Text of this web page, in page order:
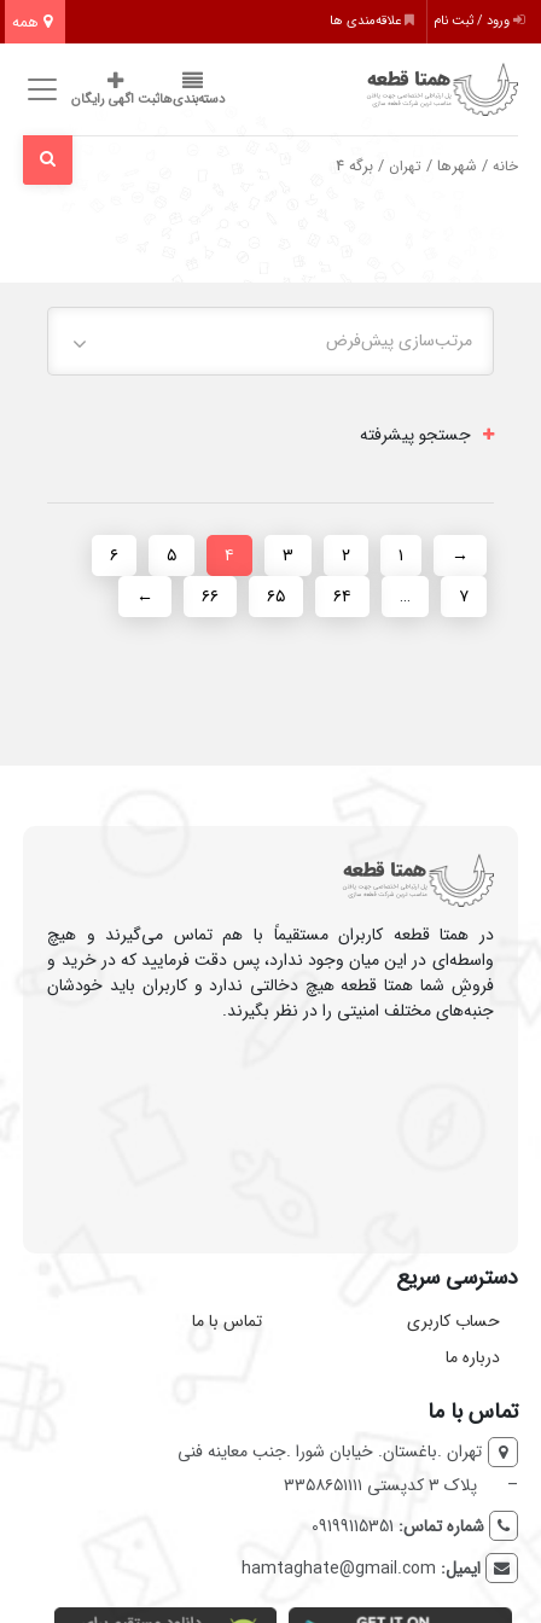
همه ورود / ثبت نام علاقه‌مندی ها
دسته‌بندی‌هاثبت اگهی رایگان
خانه / شهرها / تهران / برگه 4
مرتب‌سازی پیش‌فرض
جستجو پیشرفته
→ ۱ ۲ ۳ ۴ ۵
۶
۷
… ۶۴ ۶۵ ۶۶ ←
در همتا قطعه کاربران مستقیماً با هم تماس می‌گیرند و هیچ
واسطه‌ای در این میان وجود ندارد، پس دقت فرمایید که در خرید و
فروشِ شما همتا قطعه هیچ دخالتی ندارد و کاربران باید خودشان
جنبه‌های مختلف امنیتی را در نظر بگیرند.
دسترسی سریع
حساب کاربری
درباره ما
تماس با ما
تماس با ما
تهران .باغستان. خیابان شورا .جنب معاینه فنی
–
پلاک ۳ کدپستی ۳۳۵۸۶۵۱۱۱۱
شماره تماس: 09199115351
ایمیل: hamtaghate@gmail.com